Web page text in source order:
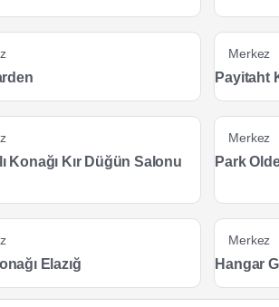
Merkez
Payitaht
Konağı Kır Düğün Salonu
Merkez
Park
Elazığ
Merkez
Hangar